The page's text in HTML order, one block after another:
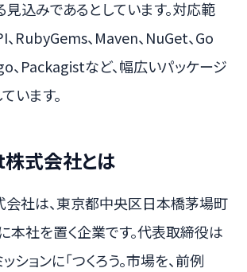
込みであるとしています。対応範
RubyGems、Maven、NuGet、Go
、Packagistなど、幅広いパッケージ
います。
式会社とは
社は、東京都中央区日本橋茅場町
本社を置く企業です。代表取締役は
ションに「つくろう。市場を、前例